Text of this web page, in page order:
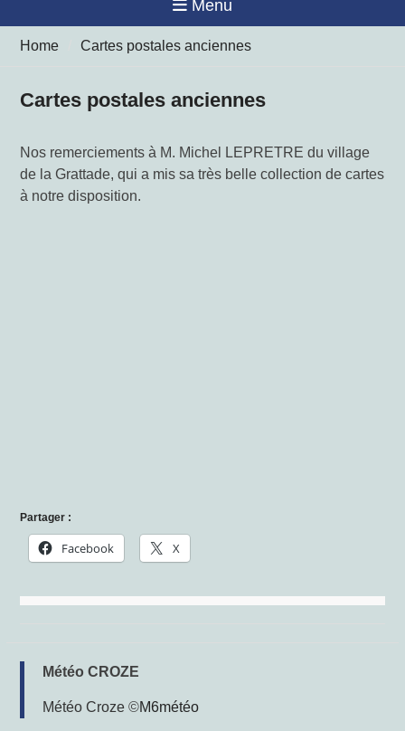
Menu
Home Cartes postales anciennes
Cartes postales anciennes
Nos remerciements à M. Michel LEPRETRE du village
de la Grattade, qui a mis sa très belle collection de cartes
à notre disposition.
Partager :
Facebook X
Météo CROZE
Météo Croze©M6météo